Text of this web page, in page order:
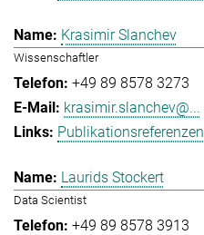
Krasimir Slanchev
Wissenschaftler
+49 89 8578 3273
krasimir.slanchev@...
Publikationsreferenzen
Laurids Stockert
Data Scientist
+49 89 8578 3913